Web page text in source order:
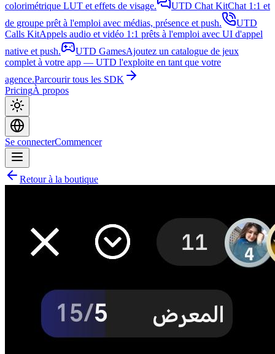
colorimétrique LUT et effets de visage.
UTD Chat KitChat 1:1 et
de groupe prêt à l'emploi avec médias, présence et push.
UTD
Calls KitAppels audio et vidéo 1:1 prêts à l'emploi avec UI d'appel
native et push.
UTD GamesAjoutez un catalogue de jeux
complet à votre app — UTD l'exploite en tant que votre
agence.Parcourir tous les SDK
PricingÀ propos
Se connecterCommencer
Retour à la boutique